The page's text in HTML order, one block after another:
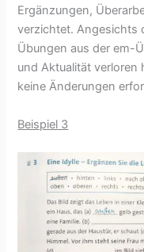
Ergänzungen,
verzichtet. Angesichts
Übungen aus der em-
und Aktualität verloren
keine Änderungen
Beispiel 3